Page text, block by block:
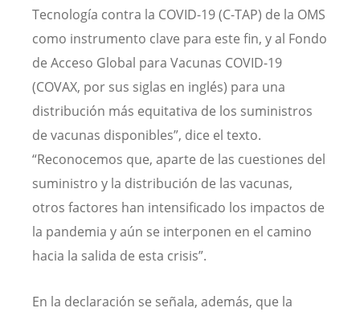
Tecnología contra la COVID-19 (C-TAP) de la OMS
como instrumento clave para este fin, y al Fondo
de Acceso Global para Vacunas COVID-19
(COVAX, por sus siglas en inglés) para una
distribución más equitativa de los suministros
de vacunas disponibles”, dice el texto.
“Reconocemos que, aparte de las cuestiones del
suministro y la distribución de las vacunas,
otros factores han intensificado los impactos de
la pandemia y aún se interponen en el camino
hacia la salida de esta crisis”.
En la declaración se señala, además, que la